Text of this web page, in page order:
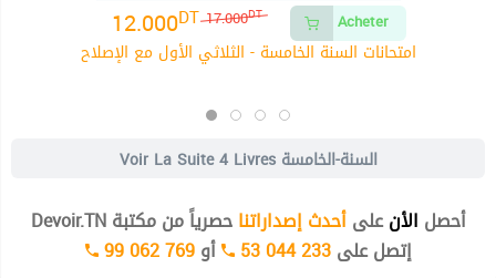
17.000DT
12.000DT Acheter
امتحانات السنة الخامسة - الثلاثي الأول مع الإصلاح
Voir La Suite 4 Livres السنة-الخامسة
أحصل الأنعلىأحدث إصداراتناحصرياً من مكتبة Devoir.TN
إتصل على53 044 233 أو99 062 769